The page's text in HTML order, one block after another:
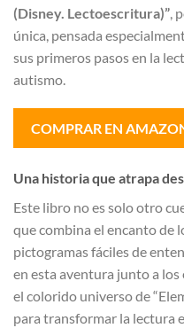
(Disney. Lectoescritura)” ,
única, pensada
sus primeros pasos en la
autismo.
COMPRAR EN
Una historia que atrapa
Este libro no es solo otro
que combina el encanto de
pictogramas fáciles de
en esta aventura junto a
el colorido universo de
para transformar la lectura